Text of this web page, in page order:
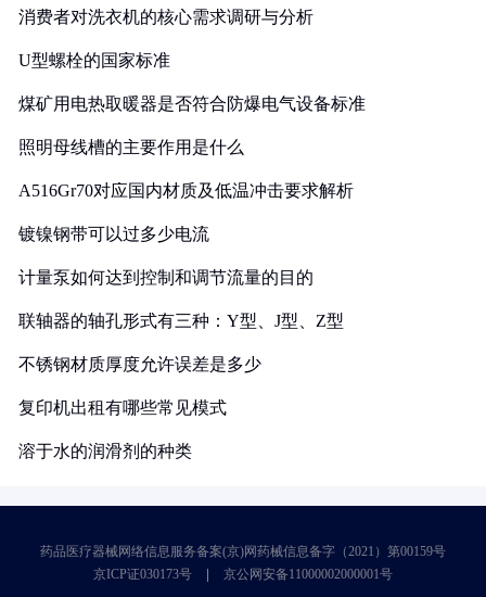
消费者对洗衣机的核心需求调研与分析
U型螺栓的国家标准
煤矿用电热取暖器是否符合防爆电气设备标准
照明母线槽的主要作用是什么
A516Gr70对应国内材质及低温冲击要求解析
镀镍钢带可以过多少电流
计量泵如何达到控制和调节流量的目的
联轴器的轴孔形式有三种：Y型、J型、Z型
不锈钢材质厚度允许误差是多少
复印机出租有哪些常见模式
溶于水的润滑剂的种类
药品医疗器械网络信息服务备案(京)网药械信息备字（2021）第00159号
京ICP证030173号
京公网安备11000002000001号